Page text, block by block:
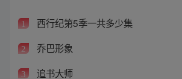
1 西行纪第5季一共多少集
2 乔巴形象
3 追书大师